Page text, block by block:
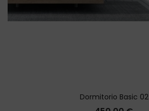
Dormitorio Basic 02